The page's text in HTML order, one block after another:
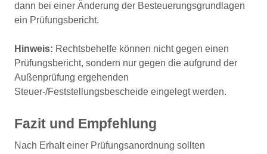
dann bei einer Änderung der Besteuerungsgrundlagen
ein Prüfungsbericht.
Hinweis: Rechtsbehelfe können nicht gegen einen
Prüfungsbericht, sondern nur gegen die aufgrund der
Außenprüfung ergehenden
Steuer-/Feststellungsbescheide eingelegt werden.
Fazit und Empfehlung
Nach Erhalt einer Prüfungsanordnung sollten